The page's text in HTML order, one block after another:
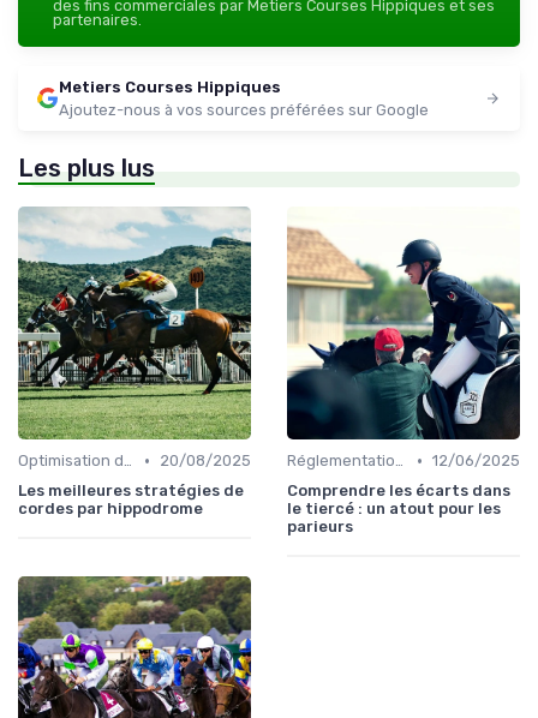
des fins commerciales par Metiers Courses Hippiques et ses
partenaires.
Metiers Courses Hippiques
Ajoutez-nous à vos sources préférées sur Google
Les plus lus
Optimisation des performances •
20/08/2025
Les meilleures stratégies de
cordes par hippodrome
Réglementation des courses • 12/06/2025
Comprendre les écarts dans
le tiercé : un atout pour les
parieurs